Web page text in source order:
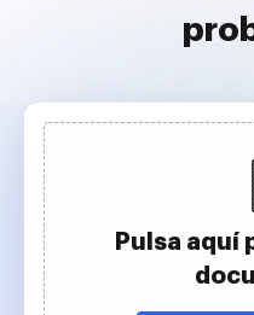
Pulsa aquí